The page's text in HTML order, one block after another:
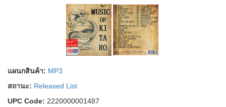
แผนกสินค้า: MP3
สถานะ: Released List
UPC Code: 2220000001487